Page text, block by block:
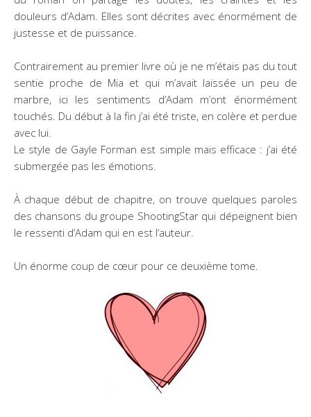
douleurs d’Adam. Elles sont décrites avec énormément de
justesse et de puissance.
Contrairement au premier livre où je ne m’étais pas du tout
sentie proche de Mia et qui m’avait laissée un peu de
marbre, ici les sentiments d’Adam m’ont énormément
touchés. Du début à la fin j’ai été triste, en colère et perdue
avec lui.
Le style de Gayle Forman est simple mais efficace : j’ai été
submergée pas les émotions.
À chaque début de chapitre, on trouve quelques paroles
des chansons du groupe ShootingStar qui dépeignent bien
le ressenti d’Adam qui en est l’auteur.
Un énorme coup de cœur pour ce deuxième tome.